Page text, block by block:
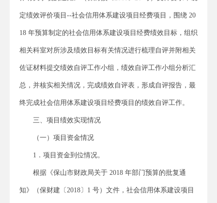
定绩效评价项目--社会信用体系建设项目经费项目，围绕 20
18 年预算制定的社会信用体系建设项目经费绩效目标，组织
相关科室对所涉及绩效目标有关情况进行梳理自评并附相关
佐证材料提交绩效自评工作小组，绩效自评工作小组分析汇
总，并核实相关情况，完成绩效自评表，形成自评报告，最
终完成社会信用体系建设项目经费项目的绩效自评工作。
三、项目绩效实现情况
（一）项目资金情况
1．项目资金到位情况。
根据《保山市财政局关于 2018 年部门预算的批复通
知》（保财建〔2018〕1 号）文件，社会信用体系建设项目